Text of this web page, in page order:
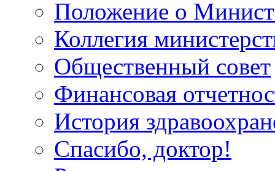
Положение о
Коллегия
Общественный совет
Финансовая
История
Спасибо, доктор!